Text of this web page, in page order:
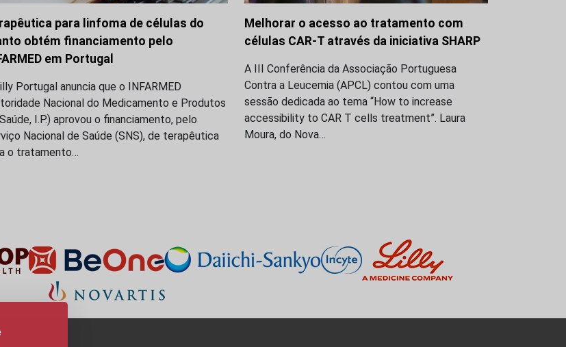
para linfoma de células do
obtém financiamento pelo
em Portugal
Portugal anuncia que o INFARMED
Nacional do Medicamento e Produtos
I.P.) aprovou o financiamento, pelo
Nacional de Saúde (SNS), de terapêutica
o tratamento…
Melhorar o acesso ao tratamento com
células CAR-T através da iniciativa SHARP
A III Conferência da Associação Portuguesa
Contra a Leucemia (APCL) contou com uma
sessão dedicada ao tema “How to increase
accessibility to CAR T cells treatment”. Laura
Moura, do Nova…